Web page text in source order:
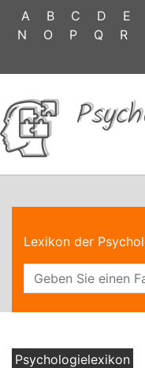
A B C D E
N
O P Q R
Lexikon der
Psychologielexikon